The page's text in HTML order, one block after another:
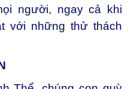
người, ngay cả khi
với những thử thách